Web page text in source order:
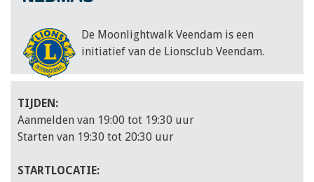
De Moonlightwalk Veendam is een
initiatief van de Lionsclub Veendam.
TIJDEN:
Aanmelden van 19:00 tot 19:30 uur
Starten van 19:30 tot 20:30 uur
STARTLOCATIE: